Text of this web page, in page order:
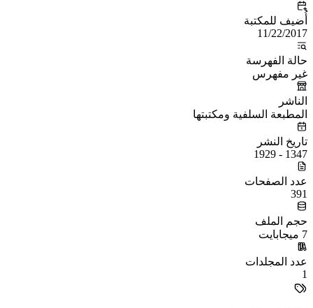
أُضيف للمكتبة
11/22/2017
حالة الفهرسة
غير مفهرس
الناشر
المطبعة السلفية ومكتبتها
تاريخ النشر
1347 - 1929
عدد الصفحات
391
حجم الملف
7 ميجابايت
عدد المجلدات
1